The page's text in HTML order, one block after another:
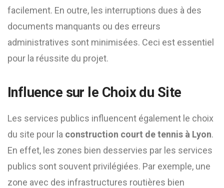
facilement. En outre, les interruptions dues à des
documents manquants ou des erreurs
administratives sont minimisées. Ceci est essentiel
pour la réussite du projet.
Influence sur le Choix du Site
Les services publics influencent également le choix
du site pour la construction court de tennis à Lyon.
En effet, les zones bien desservies par les services
publics sont souvent privilégiées. Par exemple, une
zone avec des infrastructures routières bien